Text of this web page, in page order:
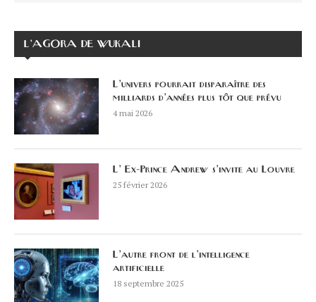
L’AGORA DE WUKALI
L’univers pourrait disparaître des
milliards d’années plus tôt que prévu
4 mai 2026
L’ Ex-Prince Andrew s’invite au Louvre
25 février 2026
L’autre front de l’intelligence
artificielle
18 septembre 2025